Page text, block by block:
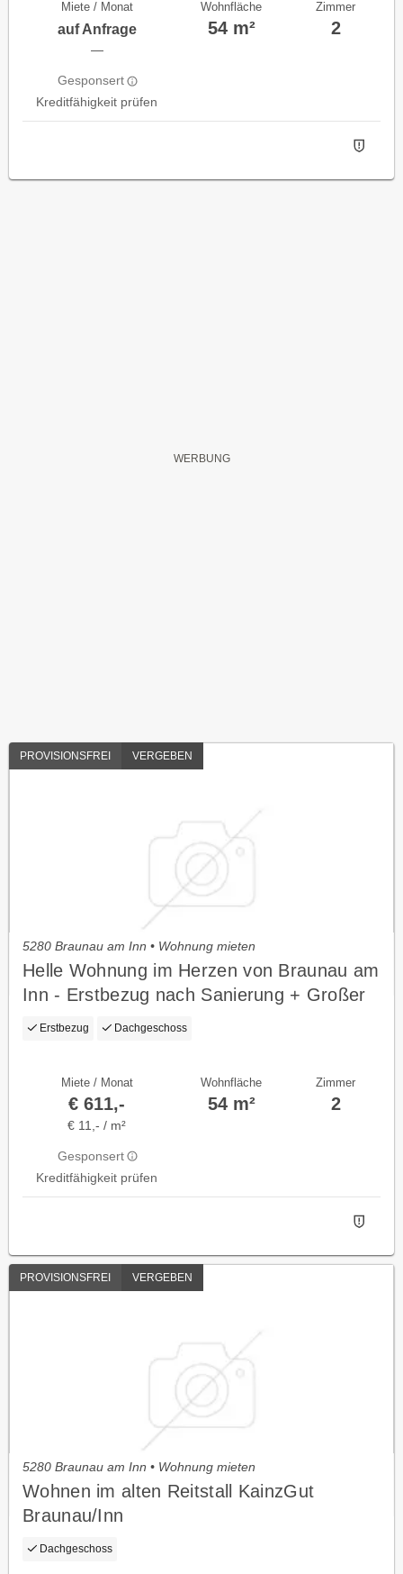
Miete / Monat
auf Anfrage
—
Gesponsert
Kreditfähigkeit prüfen
Wohnfläche
54 m²
Zimmer
2
PROVISIONSFREI VERGEBEN
5280 Braunau am Inn • Wohnung mieten
Helle Wohnung im Herzen von Braunau am
Inn - Erstbezug nach Sanierung + Großer
Lager/ Hobbyraum
Erstbezug Dachgeschoss
Miete / Monat
€ 611,-
€ 11,- / m²
Gesponsert
Kreditfähigkeit prüfen
Wohnfläche
54 m²
Zimmer
2
PROVISIONSFREI VERGEBEN
5280 Braunau am Inn • Wohnung mieten
Wohnen im alten Reitstall KainzGut
Braunau/Inn
Dachgeschoss